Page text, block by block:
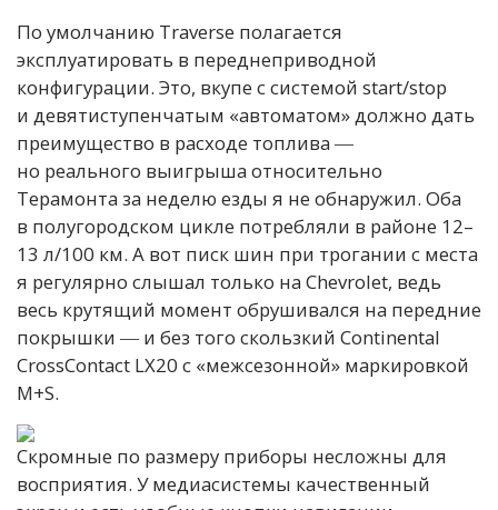
По умолчанию Traverse полагается
эксплуатировать в переднеприводной
конфигурации. Это, вкупе с системой start/stop
и девятиступенчатым «автоматом» должно дать
преимущество в расходе топлива ―
но реального выигрыша относительно
Терамонта за неделю езды я не обнаружил. Оба
в полугородском цикле потребляли в районе 12–
13 л/100 км. А вот писк шин при трогании с места
я регулярно слышал только на Chevrolet, ведь
весь крутящий момент обрушивался на передние
покрышки ― и без того скользкий Continental
CrossContact LX20 с «межсезонной» маркировкой
M+S.
Скромные по размеру приборы несложны для
восприятия. У медиасистемы качественный